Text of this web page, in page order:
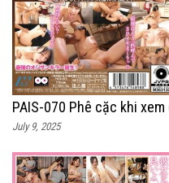
PAIS-070 Phê cặc khi
July 9, 2025